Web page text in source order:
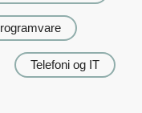
Telefoni og IT